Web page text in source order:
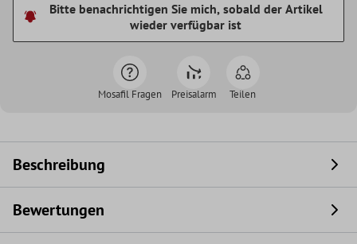
Bitte benachrichtigen Sie mich, sobald der Artikel
wieder verfügbar ist
Mosafil Fragen Preisalarm Teilen
Beschreibung
Bewertungen